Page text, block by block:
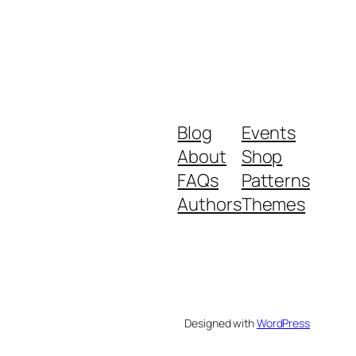
Blog
About
FAQs
Authors
Events
Shop
Patterns
Themes
Designed withWordPress